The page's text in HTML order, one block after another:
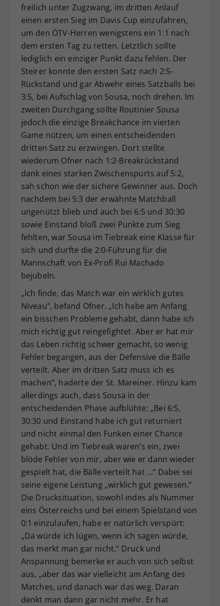
freilich unter Zugzwang, im dritten Anlauf
einen ersten Sieg im Davis Cup einzufahren,
um den ÖTV-Herren wenigstens ein 1:1 nach
dem ersten Tag zu retten. Letztlich sollte
lediglich ein einziger Punkt dazu fehlen. Der
Steirer konnte den ersten Satz nach 2:5-
Rückstand und gar Abwehr eines Satzballs bei
3:5, bei Aufschlag von Sousa, noch drehen. Im
zweiten Durchgang sollte Routinier Sousa
jedoch die einzige Breakchance im vierten
Game nützen, um einen entscheidenden
dritten Satz zu erzwingen. Dort stellte
wiederum Ofner nach 1:2-Breakrückstand
dank eines starken Zwischenspurts auf 5:2,
sah schon wie der sichere Gewinner aus. Doch
nachdem bei 5:3 der erwähnte Matchball
ungenützt blieb und auch bei 6:5 und 30:30
sowie Einstand bloß zwei Punkte zum Sieg
fehlten, war Sousa im Tiebreak eine Klasse für
sich und durfte die 2:0-Führung für die
Mannschaft von Ex-Profi Rui Machado
bejubeln.
„Ich finde, das Match war ein wirklich gutes
Niveau“, befand Ofner. „Ich habe am Anfang
ein bisschen Probleme gehabt, dann habe ich
mich richtig gut reingefightet. Aber er hat mir
das Leben richtig schwer gemacht, so wenig
Fehler begangen, aus der Defensive die Bälle
verteilt. Aber im dritten Satz muss ich es
machen“, haderte der St. Mareiner. Hinzu kam
allerdings auch, dass Sousa in der
entscheidenden Phase aufblühte: „Bei 6:5,
30:30 und Einstand habe ich gut returniert
und nicht einmal den Funken einer Chance
gehabt. Und im Tiebreak waren’s ein, zwei
blöde Fehler von mir, aber wie er dann wieder
gespielt hat, die Bälle verteilt hat …“ Dabei sei
seine eigene Leistung „wirklich gut gewesen.“
Die Drucksituation, sowohl indes als Nummer
eins Österreichs und bei einem Spielstand von
0:1 einzulaufen, habe er natürlich verspürt:
„Da würde ich lügen, wenn ich sagen würde,
das merkt man gar nicht.“ Druck und
Anspannung bemerke er auch von sich selbst
aus, „aber das war vielleicht am Anfang des
Matches, und danach war das weg. Daran
denkt man dann gar nicht mehr. Er hat